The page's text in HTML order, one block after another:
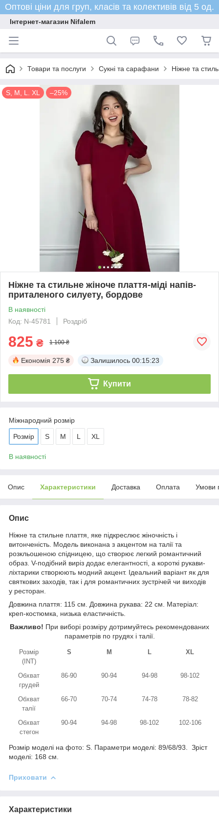
Оптові ціни для груп, класів та колективів від 5 од.
Інтернет-магазин Nifalem
Товари та послуги Сукні та сарафани Ніжне та
S, M, L. XL –25%
Ніжне та стильне жіноче плаття-міді напів-
приталеного силуету, бордове
В наявності
Код: N-45781
Роздріб
825 ₴ 1 100 ₴
Економія 275 ₴ Залишилось 00:15:22
Купити
Міжнародний розмір
Розмір S M L XL
В наявності
Опис Характеристики Доставка Оплата Умови
Опис
Ніжне та стильне плаття, яке підкреслює жіночність і
витонченість. Модель виконана з акцентом на талії та
розкльошеною спідницею, що створює легкий романтичний
образ. V-подібний виріз додає елегантності, а короткі рукави-
ліхтарики створюють модний акцент. Ідеальний варіант як для
святкових заходів, так і для романтичних зустрічей чи виходів
у ресторан.
Довжина плаття: 115 см. Довжина рукава: 22 см. Матеріал:
креп-костюмка, низька еластичність.
Важливо! При виборі розміру дотримуйтесь рекомендованих
параметрів по грудях і талії.
Розмір
(INT)
S M L XL
Обхват
грудей
86-90 90-94 94-98 98-102
Обхват
талії
66-70 70-74 74-78 78-82
Обхват
стегон
90-94 94-98 98-102 102-106
Розмір моделі на фото: S. Параметри моделі: 89/68/93. Зріст
моделі: 168 см.
Приховати
Характеристики